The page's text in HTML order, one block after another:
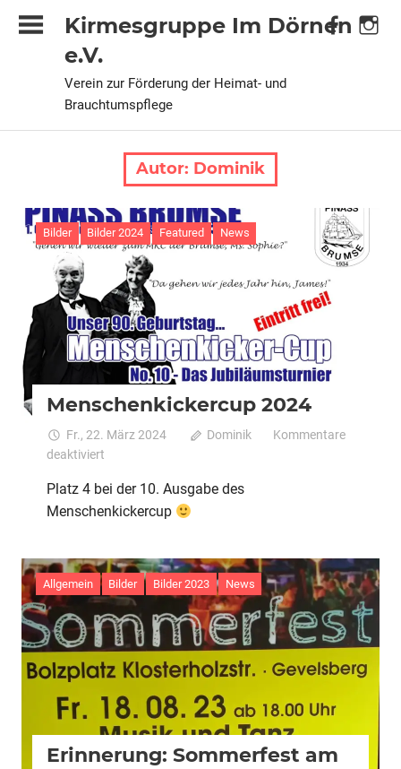
Inhalt
Kirmesgruppe Im Dörnen
e.V.
Verein zur Förderung der Heimat- und
Brauchtumspflege
Autor: Dominik
Bilder Bilder 2024 Featured News
Menschenkickercup 2024
Fr., 22. März 2024 Dominik
Kommentare
deaktiviert
2024
Platz 4 bei der 10. Ausgabe des
Menschenkickercup
Allgemein Bilder Bilder 2023 News
Erinnerung: Sommerfest am